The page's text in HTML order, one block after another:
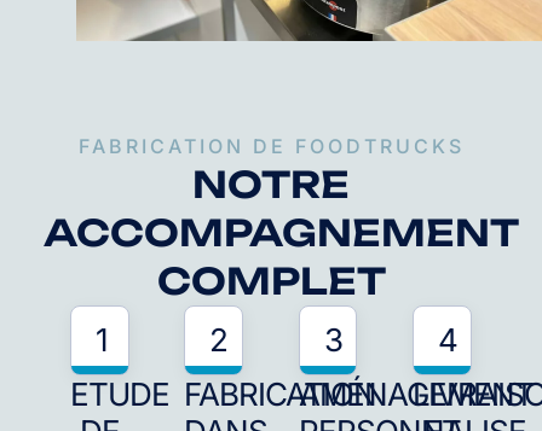
FABRICATION DE FOODTRUCKS
NOTRE
ACCOMPAGNEMENT
COMPLET
1
ETUDE
2
FABRICATION
3
AMÉNAGEMENT
4